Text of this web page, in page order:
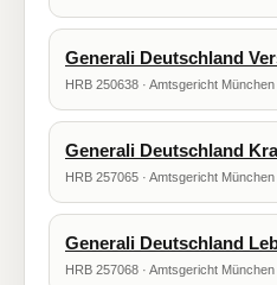
Generali Deutschland
HRB 250638 · Amtsgericht München
Generali Deutschland
HRB 257065 · Amtsgericht München
Generali Deutschland
HRB 257068 · Amtsgericht München